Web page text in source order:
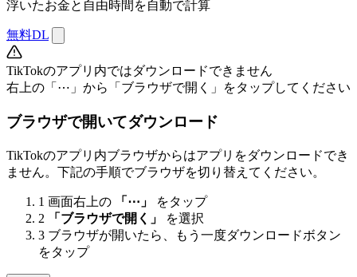
浮いたお金と自由時間を自動で計算
無料DL
TikTokのアプリ内ではダウンロードできません
右上の「⋯」から「ブラウザで開く」をタップしてください
ブラウザで開いてダウンロード
TikTokのアプリ内ブラウザからはアプリをダウンロードでき
ません。下記の手順でブラウザを切り替えてください。
1 画面右上の 「⋯」
をタップ
2
「ブラウザで開く」
を選択
3 ブラウザが開いたら、もう一度ダウンロードボタン
をタップ